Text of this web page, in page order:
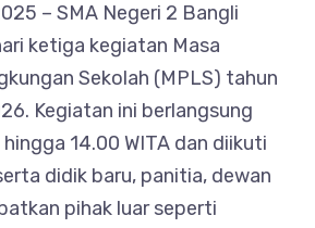
– SMA Negeri 2 Bangli
ketiga kegiatan Masa
Sekolah (MPLS) tahun
Kegiatan ini berlangsung
14.00 WITA dan diikuti
didik baru, panitia, dewan
pihak luar seperti